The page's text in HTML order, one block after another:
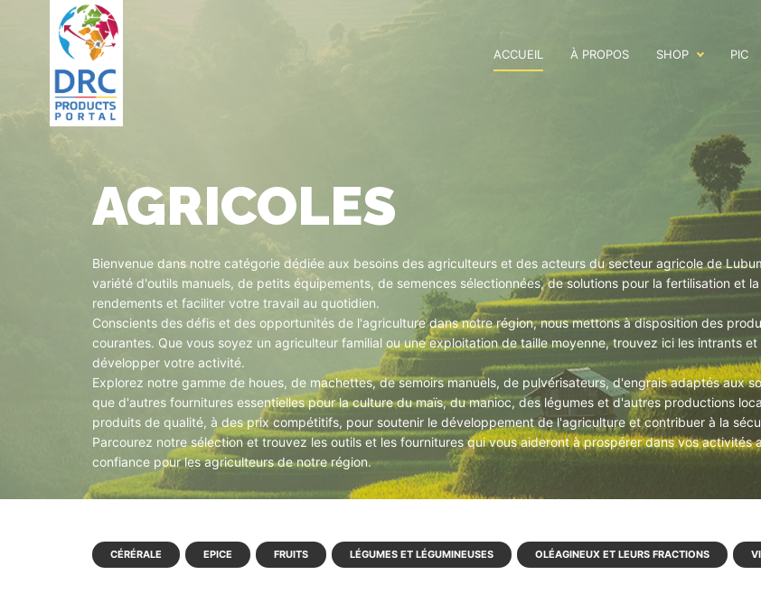
ACCUEIL À PROPOS SHOP PIC
AGRICOLES
Bienvenue dans notre catégorie dédiée aux besoins des agriculteurs et des acteurs du secteur agricole de
variété d'outils manuels, de petits équipements, de semences sélectionnées, de solutions pour la fertilisation et
rendements et faciliter votre travail au quotidien.
Conscients des défis et des opportunités de l'agriculture dans notre région, nous mettons à disposition des
courantes. Que vous soyez un agriculteur familial ou une exploitation de taille moyenne, trouvez ici les intrants
développer votre activité.
Explorez notre gamme de houes, de machettes, de semoirs manuels, de pulvérisateurs, d'engrais adaptés aux
que d'autres fournitures essentielles pour la culture du maïs, du manioc, des légumes et d'autres productions
produits de qualité, à des prix compétitifs, pour soutenir le développement de l'agriculture et contribuer à la
Parcourez notre sélection et trouvez les outils et les fournitures qui vous aideront à prospérer dans vos
confiance pour les agriculteurs de notre région.
CÉRÉRALE EPICE FRUITS LÉGUMES ET LÉGUMINEUSES OLÉAGINEUX ET LEURS FRACTIONS